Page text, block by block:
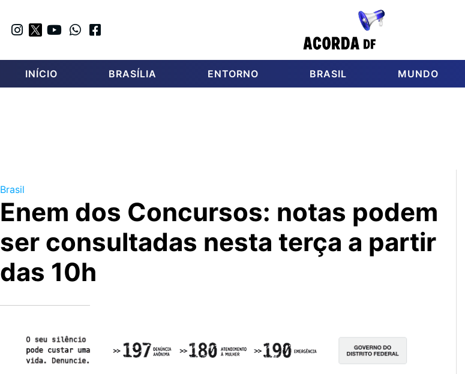
INÍCIO BRASÍLIA ENTORNO BRASIL MUNDO
Brasil
Enem dos Concursos: notas podem
ser consultadas nesta terça a partir
das 10h